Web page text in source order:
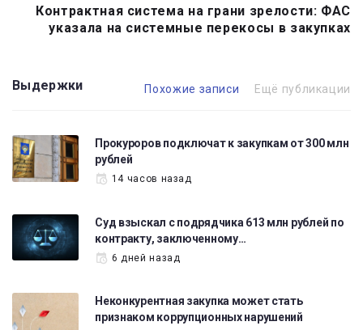
Контрактная система на грани зрелости: ФАС
указала на системные перекосы в закупках
Выдержки Похожие записи Ещё публикации
Прокуроров подключат к закупкам от 300 млн
рублей
14 часов назад
Суд взыскал с подрядчика 613 млн рублей по
контракту, заключенному…
6 дней назад
Неконкурентная закупка может стать
признаком коррупционных нарушений